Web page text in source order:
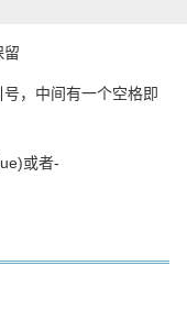
留
，中间有一个空格即
或者-